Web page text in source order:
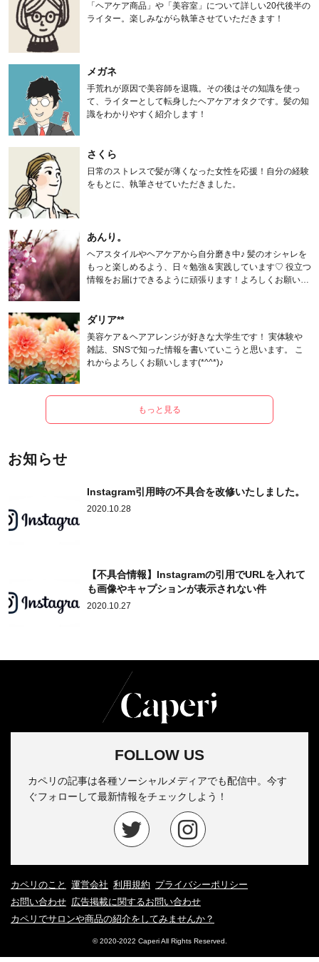
「ヘアケア商品」や「美容室」について詳しい20代後半の
ライター。楽しみながら執筆させていただきます！
メガネ
手荒れが原因で美容師を退職。その後はその知識を使っ
て、ライターとして転身したヘアケアオタクです。髪の知
識をわかりやすく紹介します！
さくら
日常のストレスで髪が薄くなった女性を応援！自分の経験
をもとに、執筆させていただきました。
あんり。
ヘアスタイルやヘアケアから自分磨き中♪ 髪のオシャレを
もっと楽しめるよう、日々勉強＆実践しています♡ 役立つ
情報をお届けできるように頑張ります！よろしくお願いし
ダリア**
美容ケア＆ヘアアレンジが好きな大学生です！ 実体験や
雑誌、SNSで知った情報を書いていこうと思います。 こ
れからよろしくお願いします(*^^*)♪
もっと見る
お知らせ
Instagram引用時の不具合を改修いたしました。
2020.10.28
【不具合情報】Instagramの引用でURLを入れて
も画像やキャプションが表示されない件
2020.10.27
FOLLOW US
カペリの記事は各種ソーシャルメディアでも配信中。今す
ぐフォローして最新情報をチェックしよう！
カペリのこと 運営会社 利用規約 プライバシーポリシー
お問い合わせ 広告掲載に関するお問い合わせ
カペリでサロンや商品の紹介をしてみませんか？
© 2020-2022 Caperi All Rights Reserved.